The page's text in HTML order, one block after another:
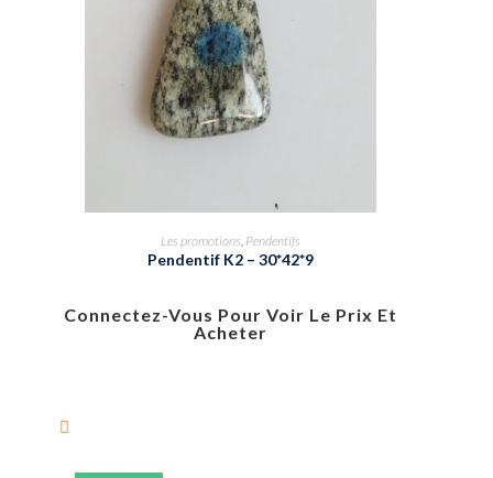
Les promotions Pendentifs
Pendentif K2 – 30*42*9
Connectez-Vous Pour Voir Le Prix Et
Acheter